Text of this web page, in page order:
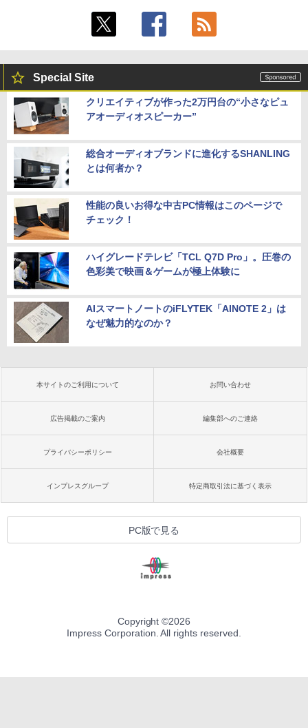
Special Site
クリエイティブが作った2万円台の“小さなピュ
アオーディオスピーカー”
総合オーディオブランドに進化するSHANLING
とは何者か？
性能の良いお得な中古PC情報はこのページで
チェック！
ハイグレードテレビ「TCL Q7D Pro」。圧巻の
色彩美で映画＆ゲームが極上体験に
AIスマートノートのiFLYTEK「AINOTE 2」は
なぜ魅力的なのか？
本サイトのご利用について お問い合わせ
広告掲載のご案内 編集部へのご連絡
プライバシーポリシー 会社概要
インプレスグループ 特定商取引法に基づく表示
PC版で見る
Copyright ©2026
Impress Corporation. All rights reserved.